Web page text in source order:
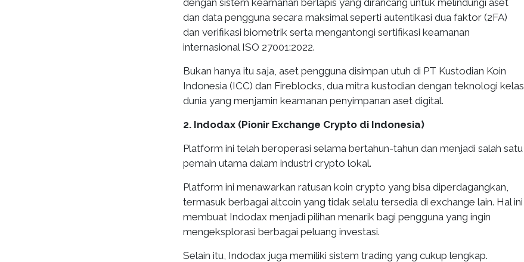
dengan sistem keamanan berlapis yang dirancang untuk melindungi aset
dan data pengguna secara maksimal seperti autentikasi dua faktor (2FA)
dan verifikasi biometrik serta mengantongi sertifikasi keamanan
internasional ISO 27001:2022.
Bukan hanya itu saja, aset pengguna disimpan utuh di PT Kustodian Koin
Indonesia (ICC) dan Fireblocks, dua mitra kustodian dengan teknologi kelas
dunia yang menjamin keamanan penyimpanan aset digital.
2. Indodax (Pionir Exchange Crypto di Indonesia)
Platform ini telah beroperasi selama bertahun-tahun dan menjadi salah satu
pemain utama dalam industri crypto lokal.
Platform ini menawarkan ratusan koin crypto yang bisa diperdagangkan,
termasuk berbagai altcoin yang tidak selalu tersedia di exchange lain. Hal ini
membuat Indodax menjadi pilihan menarik bagi pengguna yang ingin
mengeksplorasi berbagai peluang investasi.
Selain itu, Indodax juga memiliki sistem trading yang cukup lengkap.